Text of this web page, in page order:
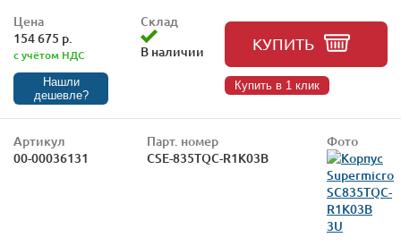
Цена
154 675 р.
с учётом НДС
Нашли
дешевле?
Склад
В наличии
КУПИТЬ
Купить в 1 клик
Артикул
00-00036131
Парт. номер
CSE-835TQC-R1K03B
Фото